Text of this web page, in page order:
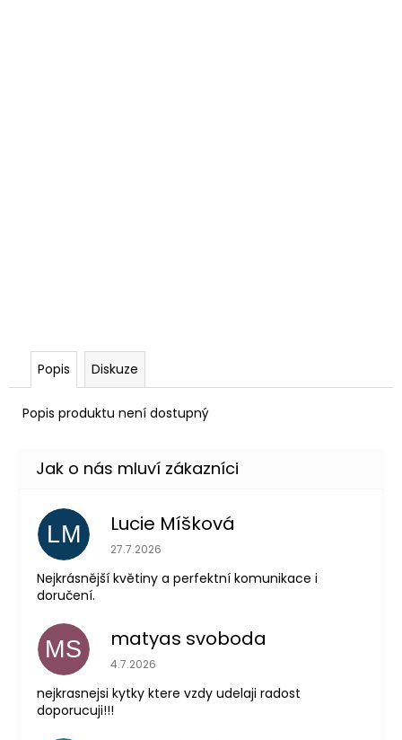
Popis Diskuze
Popis produktu není dostupný
LM Lucie Míšková
Hodnocení obchodu je 5 z 5 hvězdiček.
27.7.2026
Nejkrásnější květiny a perfektní komunikace i
doručení.
MS matyas svoboda
Hodnocení obchodu je 5 z 5 hvězdiček.
4.7.2026
nejkrasnejsi kytky ktere vzdy udelaji radost
doporucuji!!!